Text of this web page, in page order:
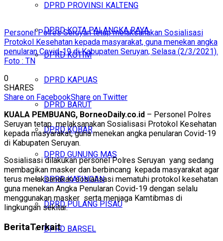
DPRD PROVINSI KALTENG
DPRD KOTA PALANGKA RAYA
DPRD KOTIM
DPRD KAPUAS
DPRD BARUT
DPRD KOBAR
DPRD GUNUNG MAS
DPRD KATINGAN
DPRD PULANG PISAU
DPRD BARSEL
Personel Polres Seruyan tetap melaksanakan Sosialisasi
Protokol Kesehatan kepada masyarakat, guna menekan angka
penularan Covid-19 di Kabupaten Seruyan, Selasa (2/3/2021).
Foto : TN
0
SHARES
Share on FacebookShare on Twitter
KUALA PEMBUANG, BorneoDaily.co.id – Personel Polres
Seruyan tetap melaksanakan Sosialisasi Protokol Kesehatan
kepada masyarakat, guna menekan angka penularan Covid-19
di Kabupaten Seruyan.
Sosialisasi dilakukan personel Polres Seruyan yang sedang
membagikan masker dan berbincang kepada masyarakat agar
terus melaksanakan sosialisasi mematuhi protokol kesehatan
guna menekan Angka Penularan Covid-19 dengan selalu
menggunakan masker serta menjaga Kamtibmas di
lingkungan sekitar.
BeritaTerkait